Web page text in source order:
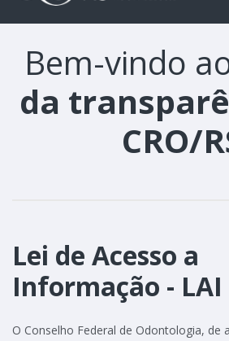
Bem-vindo
da
CRO/
Lei de Acesso a
Informação - LAI
O Conselho Federal de Odontologia, de